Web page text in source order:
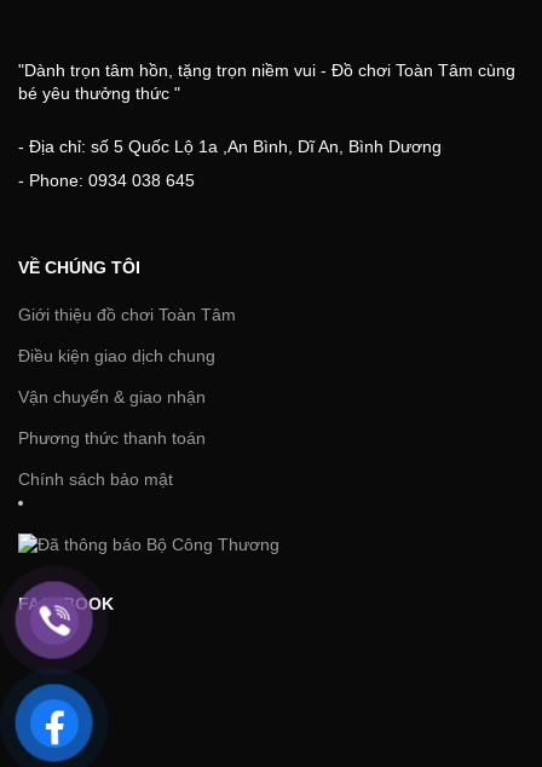
"Dành trọn tâm hồn, tặng trọn niềm vui - Đồ chơi Toàn Tâm cùng
bé yêu thưởng thức "
- Địa chỉ: số 5 Quốc Lộ 1a ,An Bình, Dĩ An, Bình Dương
- Phone: 0934 038 645
VỀ CHÚNG TÔI
Giới thiệu đồ chơi Toàn Tâm
Điều kiện giao dịch chung
Vận chuyển & giao nhận
Phương thức thanh toán
Chính sách bảo mật
FACEBOOK